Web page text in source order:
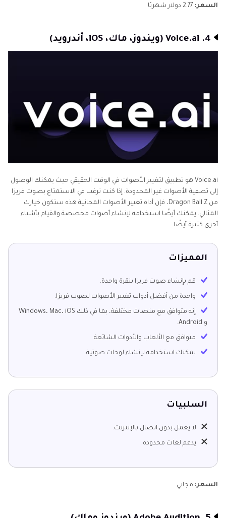
السعر: 2.77 دولار شهريًا
4. Voice.ai (ويندوز، ماك، iOS، أندرويد)
Voice.ai هو تطبيق لتغيير الأصوات في الوقت الحقيقي حيث يمكنك الوصول
إلى تصفية الأصوات غير المحدودة. إذا كنت ترغب في الاستمتاع بصوت فريزا
من Dragon Ball Z، فإن أداة تغيير الأصوات المجانية هذه ستكون خيارك
المثالي. يمكنك أيضًا استخدامه لإنشاء أصوات مخصصة والقيام بأشياء
أخرى كثيرة أيضًا.
المميزات
قم بإنشاء صوت فريزا بنقرة واحدة.
واحدة من أفضل أدوات تغيير الأصوات لصوت فريزا.
إنه متوافق مع منصات مختلفة، بما في ذلك Windows، Mac، iOS
و Android.
متوافق مع الألعاب والأدوات الشائعة.
يمكنك استخدامه لإنشاء لوحات صوتية.
السلبيات
لا يعمل بدون اتصال بالإنترنت.
يدعم لغات محدودة.
السعر: مجاني